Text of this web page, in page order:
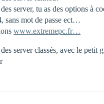
server, tu as des options à
sans mot de passe ect…
www.extremepc.fr…
server classés, avec le petit